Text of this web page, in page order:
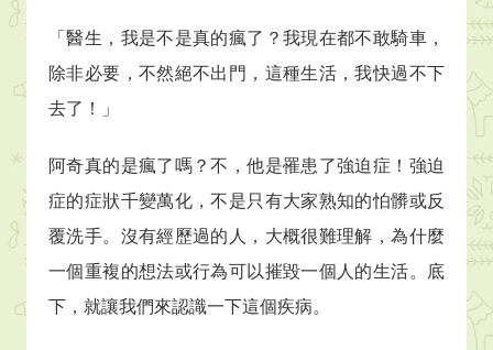
「醫生，我是不是真的瘋了？我現在都不敢騎車，
除非必要，不然絕不出門，這種生活，我快過不下
去了！」
阿奇真的是瘋了嗎？不，他是罹患了強迫症！強迫
症的症狀千變萬化，不是只有大家熟知的怕髒或反
覆洗手。沒有經歷過的人，大概很難理解，為什麼
一個重複的想法或行為可以摧毀一個人的生活。底
下，就讓我們來認識一下這個疾病。